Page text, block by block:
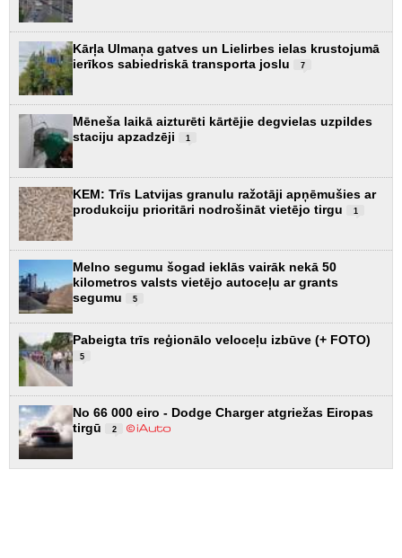
Kārļa Ulmaņa gatves un Lielirbes ielas krustojumā
ierīkos sabiedriskā transporta joslu
7
Mēneša laikā aizturēti kārtējie degvielas uzpildes
staciju apzadzēji
1
KEM: Trīs Latvijas granulu ražotāji apņēmušies ar
produkciju prioritāri nodrošināt vietējo tirgu
1
Melno segumu šogad ieklās vairāk nekā 50
kilometros valsts vietējo autoceļu ar grants
segumu
5
Pabeigta trīs reģionālo veloceļu izbūve (+ FOTO)
5
No 66 000 eiro - Dodge Charger atgriežas Eiropas
tirgū
2